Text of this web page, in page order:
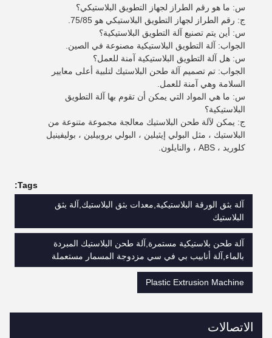
س: ما هو رقم الطراز لجهاز التطويق البلاستيكي؟
ج: رقم الطراز لجهاز التطويق البلاستيكي هو 75/85.
س: أين يتم تصنيع آلة التطويق البلاستيكية؟
الجواب: آلة التطويق البلاستيكية مصنوعة في الصين.
س: هل آلة التطويق البلاستيكية آمنة للعمل؟
الجواب: تم تصميم آلة طحن البلاستيك لتلبية أعلى معايير
السلامة وهي آمنة للعمل.
س: ما هي المواد التي يمكن أن تقوم بها آلة التطويق
البلاستيكية؟
ج: يمكن لآلة طحن البلاستيك معالجة مجموعة متنوعة من
البلاستيك ، مثل البولي إيثيلين ، البولي بروبيلين ، بوليفينيل
كلوريد ، ABS ، والنايلون.
Tags:
آلة بثق الورقة البلاستيكية,معدات بثق البلاستيك,آلة بثق
البلاستيك
آلة طحن بلاستيكية مستمرة,آلة طحن البلاستيك المبردة
بالماء,آلة أنابيب بي في سي مزدوجة المسمار مستعملة
Plastic Extrusion Machine
الاتصالات